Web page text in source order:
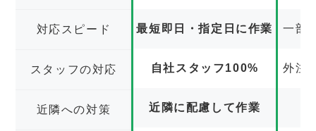
対応スピード
スタッフの対応
近隣への対策
最短即日・指定日に作業
自社スタッフ100%
近隣に配慮して作業
一部
外注